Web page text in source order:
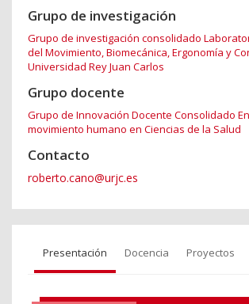
Grupo de investigación
Grupo de investigación consolidado
del Movimiento, Biomecánica, Ergonomía y
Universidad Rey Juan Carlos
Grupo docente
Grupo de Innovación Docente Consolidado
movimiento humano en Ciencias de la Salud
Contacto
roberto.cano@urjc.es
Presentación Docencia Proyectos